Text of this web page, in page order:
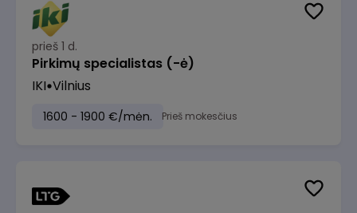
prieš 1 d.
Pirkimų specialistas (-ė)
IKI Vilnius
1600 - 1900 €/mėn. Prieš mokesčius